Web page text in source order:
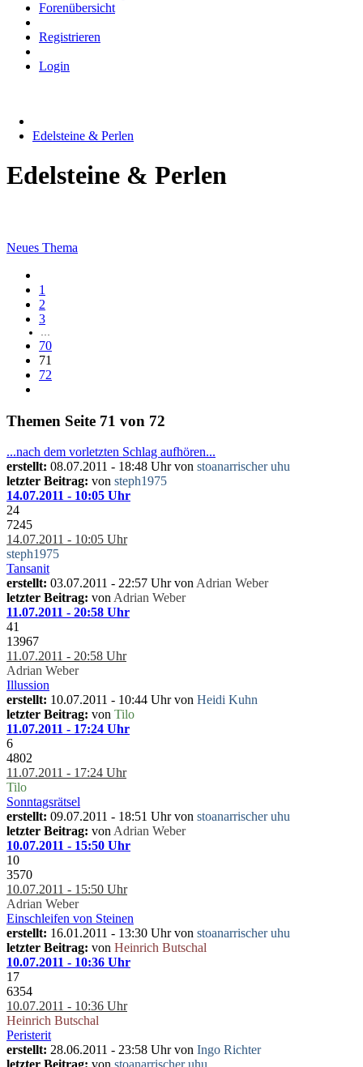
Forenübersicht
Registrieren
Login
Edelsteine & Perlen
Edelsteine & Perlen
Neues Thema
1
2
3
…
70
71
72
Themen Seite 71 von 72
...nach dem vorletzten Schlag aufhören...
erstellt: 08.07.2011 - 18:48 Uhr von stoanarrischer uhu
letzter Beitrag: von steph1975
14.07.2011 - 10:05 Uhr
24
7245
14.07.2011 - 10:05 Uhr
steph1975
Tansanit
erstellt: 03.07.2011 - 22:57 Uhr von Adrian Weber
letzter Beitrag: von Adrian Weber
11.07.2011 - 20:58 Uhr
41
13967
11.07.2011 - 20:58 Uhr
Adrian Weber
Illussion
erstellt: 10.07.2011 - 10:44 Uhr von Heidi Kuhn
letzter Beitrag: von Tilo
11.07.2011 - 17:24 Uhr
6
4802
11.07.2011 - 17:24 Uhr
Tilo
Sonntagsrätsel
erstellt: 09.07.2011 - 18:51 Uhr von stoanarrischer uhu
letzter Beitrag: von Adrian Weber
10.07.2011 - 15:50 Uhr
10
3570
10.07.2011 - 15:50 Uhr
Adrian Weber
Einschleifen von Steinen
erstellt: 16.01.2011 - 13:30 Uhr von stoanarrischer uhu
letzter Beitrag: von Heinrich Butschal
10.07.2011 - 10:36 Uhr
17
6354
10.07.2011 - 10:36 Uhr
Heinrich Butschal
Peristerit
erstellt: 28.06.2011 - 23:58 Uhr von Ingo Richter